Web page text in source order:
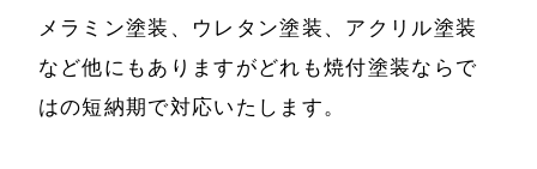
メラミン塗装、ウレタン塗装、アクリル塗装
など他にもありますがどれも焼付塗装ならで
はの短納期で対応いたします。